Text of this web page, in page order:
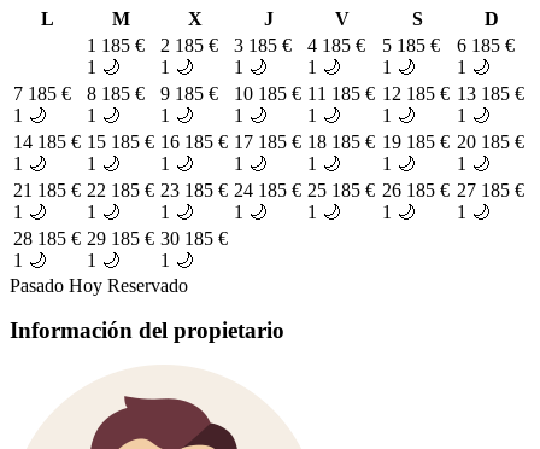
L M X J V S
D
1 185 €
1 🌙
2 185 €
1 🌙
3 185 €
1 🌙
4 185 €
1 🌙
5 185 €
1 🌙
6 185 €
1 🌙
7 185 €
1 🌙
8 185 €
1 🌙
9 185 €
1 🌙
10 185 €
1 🌙
11 185 €
1 🌙
12 185 €
1 🌙
13 185 €
1 🌙
14 185 €
1 🌙
15 185 €
1 🌙
16 185 €
1 🌙
17 185 €
1 🌙
18 185 €
1 🌙
19 185 €
1 🌙
20 185 €
1 🌙
21 185 €
1 🌙
22 185 €
1 🌙
23 185 €
1 🌙
24 185 €
1 🌙
25 185 €
1 🌙
26 185 €
1 🌙
27 185 €
1 🌙
28 185 €
1 🌙
29 185 €
1 🌙
30 185 €
1 🌙
Pasado Hoy Reservado
Información del propietario